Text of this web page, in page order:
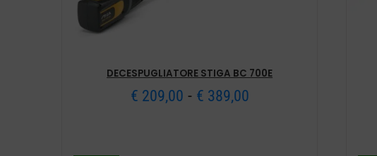
DECESPUGLIATORE STIGA BC 700E
€ 209,00 - € 389,00Fascia